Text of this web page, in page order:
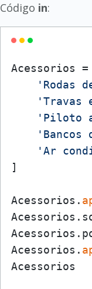
Código in:
Acessorios
'Rodas
'Travas
'Piloto
'Bancos
'Ar
]
Acessorios.
Acessorios.
Acessorios